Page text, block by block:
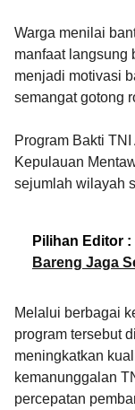
Warga menilai
manfaat langsung
menjadi motivasi
semangat gotong
Program Bakti
Kepulauan
sejumlah wilayah
Pilihan Editor :
Bareng Jaga
Melalui berbagai
program tersebut
meningkatkan
kemanunggalan
percepatan